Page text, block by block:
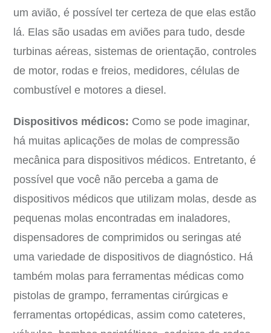
um avião, é possível ter certeza de que elas estão
lá. Elas são usadas em aviões para tudo, desde
turbinas aéreas, sistemas de orientação, controles
de motor, rodas e freios, medidores, células de
combustível e motores a diesel.
Dispositivos médicos: Como se pode imaginar,
há muitas aplicações de molas de compressão
mecânica para dispositivos médicos. Entretanto, é
possível que você não perceba a gama de
dispositivos médicos que utilizam molas, desde as
pequenas molas encontradas em inaladores,
dispensadores de comprimidos ou seringas até
uma variedade de dispositivos de diagnóstico. Há
também molas para ferramentas médicas como
pistolas de grampo, ferramentas cirúrgicas e
ferramentas ortopédicas, assim como cateteres,